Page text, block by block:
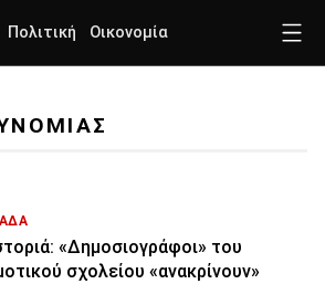
Πολιτική Οικονομία
«Δημοσιογράφοι» του
σχολείου «ανακρίνουν»